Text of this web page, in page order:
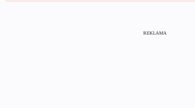
REKLAMA